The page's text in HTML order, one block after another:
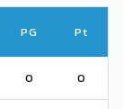
PG Pt
0 0